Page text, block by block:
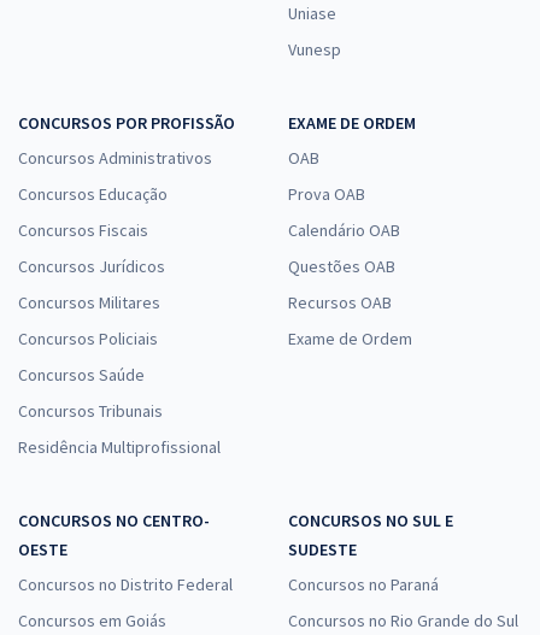
Uniase
Vunesp
CONCURSOS POR PROFISSÃO
Concursos Administrativos
Concursos Educação
Concursos Fiscais
Concursos Jurídicos
Concursos Militares
Concursos Policiais
Concursos Saúde
Concursos Tribunais
Residência Multiprofissional
EXAME DE ORDEM
OAB
Prova OAB
Calendário OAB
Questões OAB
Recursos OAB
Exame de Ordem
CONCURSOS NO CENTRO-
OESTE
Concursos no Distrito Federal
Concursos em Goiás
CONCURSOS NO SUL E
SUDESTE
Concursos no Paraná
Concursos no Rio Grande do Sul